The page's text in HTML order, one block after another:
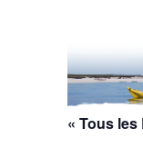
« Tous